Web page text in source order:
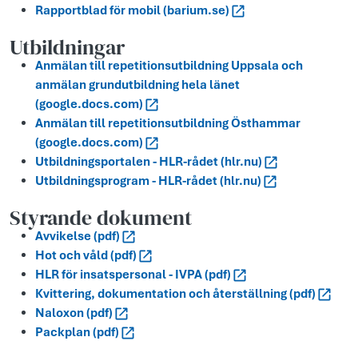
Rapportblad för mobil (barium.se)
Utbildningar
Anmälan till repetitionsutbildning Uppsala och
anmälan grundutbildning hela länet
(google.docs.com)
Anmälan till repetitionsutbildning Östhammar
(google.docs.com)
Utbildningsportalen - HLR-rådet (hlr.nu)
Utbildningsprogram - HLR-rådet (hlr.nu)
Styrande dokument
Avvikelse (pdf)
Hot och våld (pdf)
HLR för insatspersonal - IVPA (pdf)
Kvittering, dokumentation och återställning (pdf)
Naloxon (pdf)
Packplan (pdf)